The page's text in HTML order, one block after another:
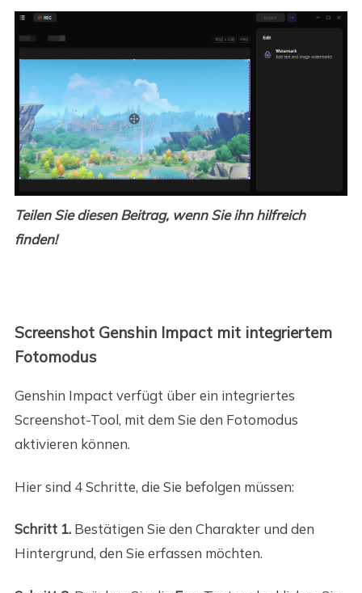
Teilen Sie diesen Beitrag, wenn Sie ihn hilfreich
finden!
Screenshot Genshin Impact mit integriertem
Fotomodus
Genshin Impact verfügt über ein integriertes
Screenshot-Tool, mit dem Sie den Fotomodus
aktivieren können.
Hier sind 4 Schritte, die Sie befolgen müssen:
Schritt 1.Bestätigen Sie den Charakter und den
Hintergrund, den Sie erfassen möchten.